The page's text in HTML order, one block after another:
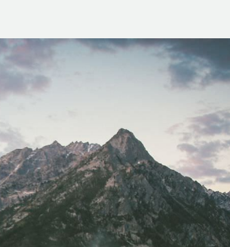
FIELDS
Manager
amet, consectetur